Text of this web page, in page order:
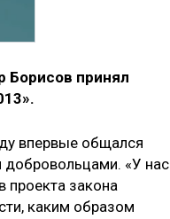
Борисов принял
впервые общался
добровольцами. «У нас
проекта закона
каким образом